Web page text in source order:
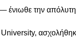
την απόλυτη